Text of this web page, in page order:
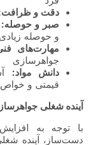
دقت و
صبر و حوصله:
و حوصله زیادی
مهارت‌های
جواهرسازی
دانش مواد:
قیمتی و خواص
آینده شغلی
با توجه به
دست‌ساز، آینده